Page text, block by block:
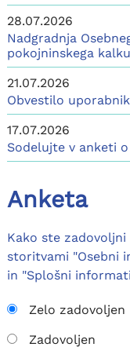
28.07.2026
Nadgradnja
pokojninskega
21.07.2026
Obvestilo
17.07.2026
Sodelujte v anketi
Anketa
Kako ste
storitvami "Osebni
in "Splošni
Zelo zadovoljen
Zadovoljen